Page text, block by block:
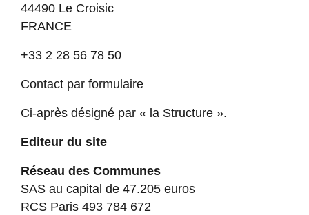
44490 Le Croisic
FRANCE
+33 2 28 56 78 50
Contact par formulaire
Ci-après désigné par « la Structure ».
Editeur du site
Réseau des Communes
SAS au capital de 47.205 euros
RCS Paris 493 784 672